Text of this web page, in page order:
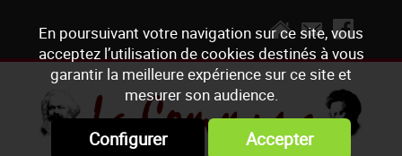
En poursuivant votre navigation sur ce site, vous
acceptez l’utilisation de cookies destinés à vous
garantir la meilleure expérience sur ce site et
mesurer son audience.
Configurer Accepter